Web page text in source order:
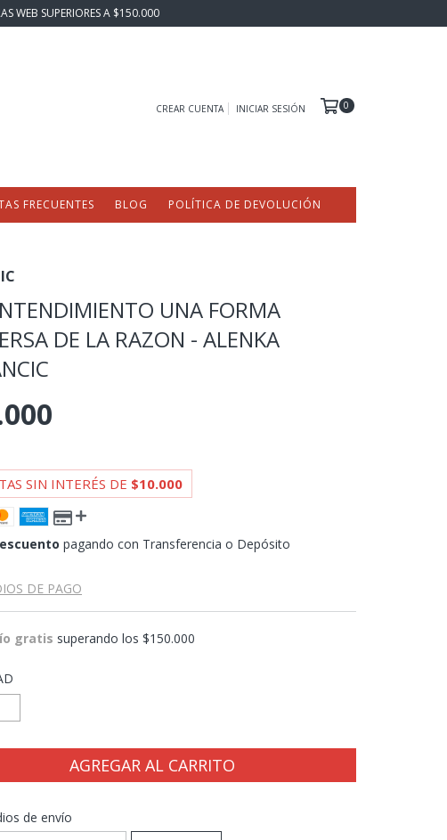
WEB SUPERIORES A $150.000
CREAR CUENTA INICIAR SESIÓN 0
FRECUENTES BLOG POLÍTICA DE DEVOLUCIÓN
UNA FORMA
DE LA RAZON - ALENKA
SIN INTERÉS DE $10.000
pagando con Transferencia o Depósito
DE PAGO
gratis superando los$150.000
el CP:
de envío